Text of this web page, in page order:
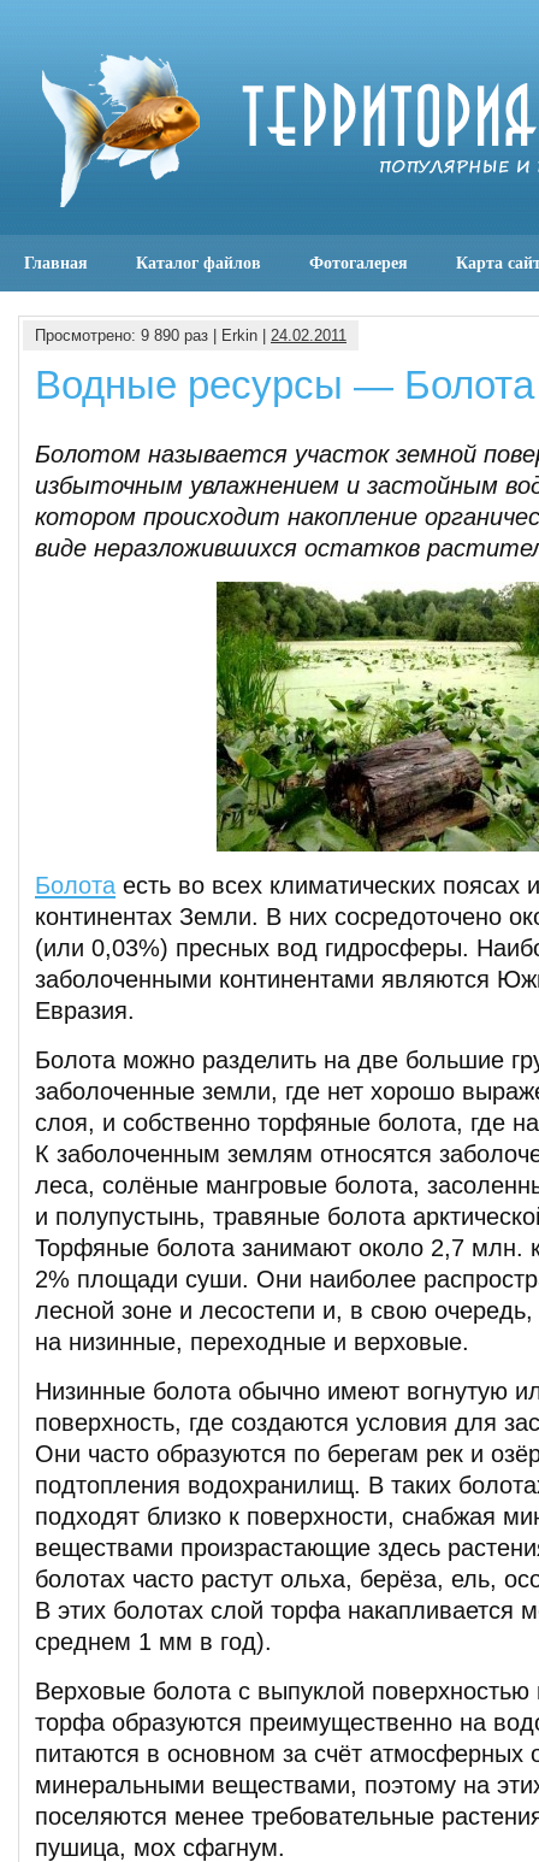
Главная Каталог файлов Фотогалерея Карта
Просмотрено: 9 890 раз | Erkin | 24.02.2011
Водные ресурсы — Болота
Болотом называется участок земной
избыточным увлажнением и застойным
котором происходит накопление
виде неразложившихся остатков
Болота есть во всех климатических поясах
континентах Земли. В них сосредоточено
(или 0,03%) пресных вод гидросферы.
заболоченными континентами являются
Евразия.
Болота можно разделить на две большие
заболоченные земли, где нет хорошо
слоя, и собственно торфяные болота, где
К заболоченным землям относятся
леса, солёные мангровые болота,
и полупустынь, травяные болота
Торфяные болота занимают около 2,7 млн.
2% площади суши. Они наиболее
лесной зоне и лесостепи и, в свою
на низинные, переходные и верховые.
Низинные болота обычно имеют вогнутую
поверхность, где создаются условия для
Они часто образуются по берегам рек и
подтопления водохранилищ. В таких
подходят близко к поверхности, снабжая
веществами произрастающие здесь
болотах часто растут ольха, берёза, ель,
В этих болотах слой торфа накапливается
среднем 1 мм в год).
Верховые болота с выпуклой
торфа образуются преимущественно на
питаются в основном за счёт атмосферных
минеральными веществами, поэтому на
поселяются менее требовательные
пушица, мох сфагнум.